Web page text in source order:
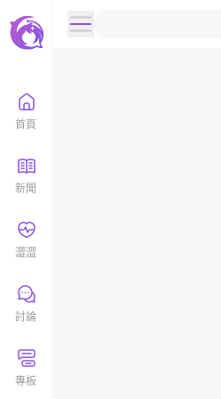
首頁
新聞
澀澀
討論
專板